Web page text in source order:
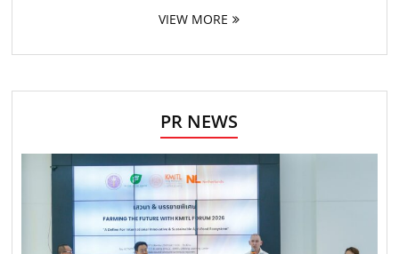
VIEW MORE
PR NEWS